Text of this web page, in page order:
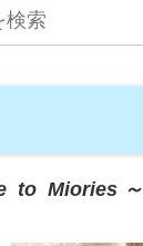
to Miories ～